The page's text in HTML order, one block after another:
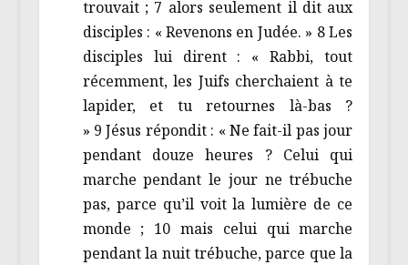
trouvait ; 7 alors seulement il dit aux
disciples : « Revenons en Judée. » 8 Les
disciples lui dirent : « Rabbi, tout
récemment, les Juifs cherchaient à te
lapider, et tu retournes là-bas ?
» 9 Jésus répondit : « Ne fait-il pas jour
pendant douze heures ? Celui qui
marche pendant le jour ne trébuche
pas, parce qu’il voit la lumière de ce
monde ; 10 mais celui qui marche
pendant la nuit trébuche, parce que la